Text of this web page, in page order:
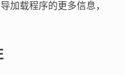
加载程序的更多信息，